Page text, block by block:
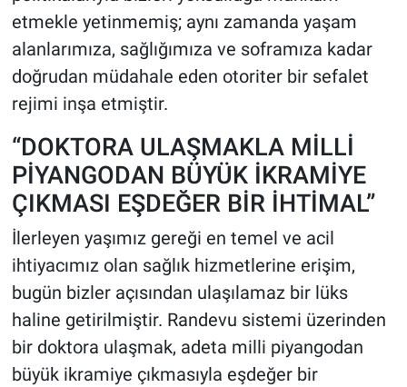
etmekle yetinmemiş; aynı zamanda yaşam
alanlarımıza, sağlığımıza ve soframıza kadar
doğrudan müdahale eden otoriter bir sefalet
rejimi inşa etmiştir.
“DOKTORA ULAŞMAKLA MİLLİ
PİYANGODAN BÜYÜK İKRAMİYE
ÇIKMASI EŞDEĞER BİR İHTİMAL”
İlerleyen yaşımız gereği en temel ve acil
ihtiyacımız olan sağlık hizmetlerine erişim,
bugün bizler açısından ulaşılamaz bir lüks
haline getirilmiştir. Randevu sistemi üzerinden
bir doktora ulaşmak, adeta milli piyangodan
büyük ikramiye çıkmasıyla eşdeğer bir